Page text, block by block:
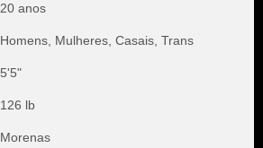
20 anos
Homens, Mulheres, Casais, Trans
5'5"
126 lb
Morenas